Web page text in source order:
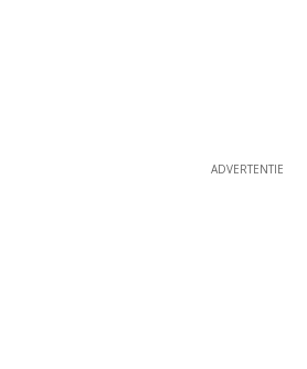
ADVERTENTIE